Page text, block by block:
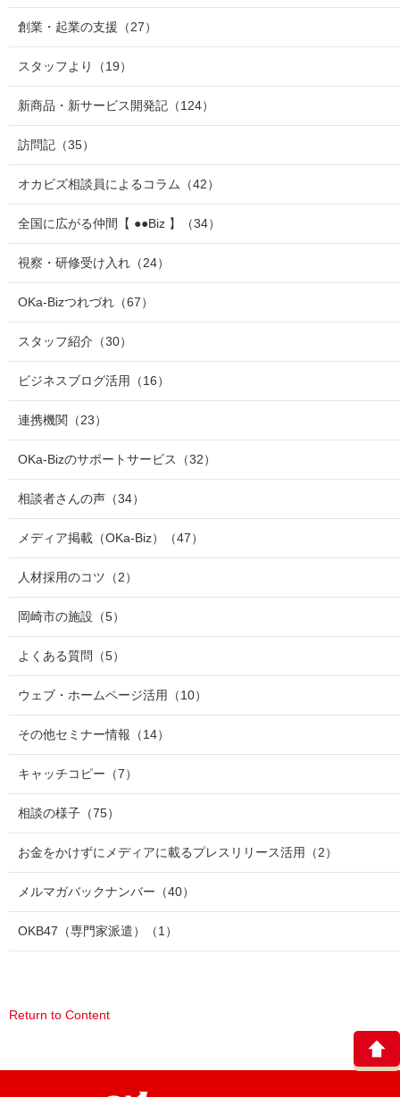
創業・起業の支援 （27）
スタッフより （19）
新商品・新サービス開発記 （124）
訪問記 （35）
オカビズ相談員によるコラム （42）
全国に広がる仲間【 ●●Biz 】 （34）
視察・研修受け入れ （24）
OKa-Bizつれづれ （67）
スタッフ紹介 （30）
ビジネスブログ活用 （16）
連携機関 （23）
OKa-Bizのサポートサービス （32）
相談者さんの声 （34）
メディア掲載（OKa-Biz） （47）
人材採用のコツ （2）
岡崎市の施設 （5）
よくある質問 （5）
ウェブ・ホームページ活用 （10）
その他セミナー情報 （14）
キャッチコピー （7）
相談の様子 （75）
お金をかけずにメディアに載るプレスリリース活用 （2）
メルマガバックナンバー （40）
OKB47（専門家派遣） （1）
Return to Content